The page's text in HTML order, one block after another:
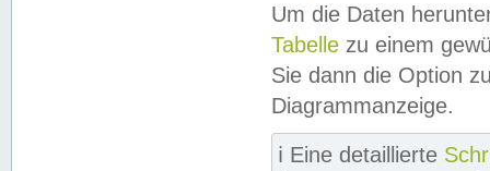
Um die Daten
Tabelle zu einem
Sie dann die Option
Diagrammanzeige.
ℹ️ Eine detaillierte